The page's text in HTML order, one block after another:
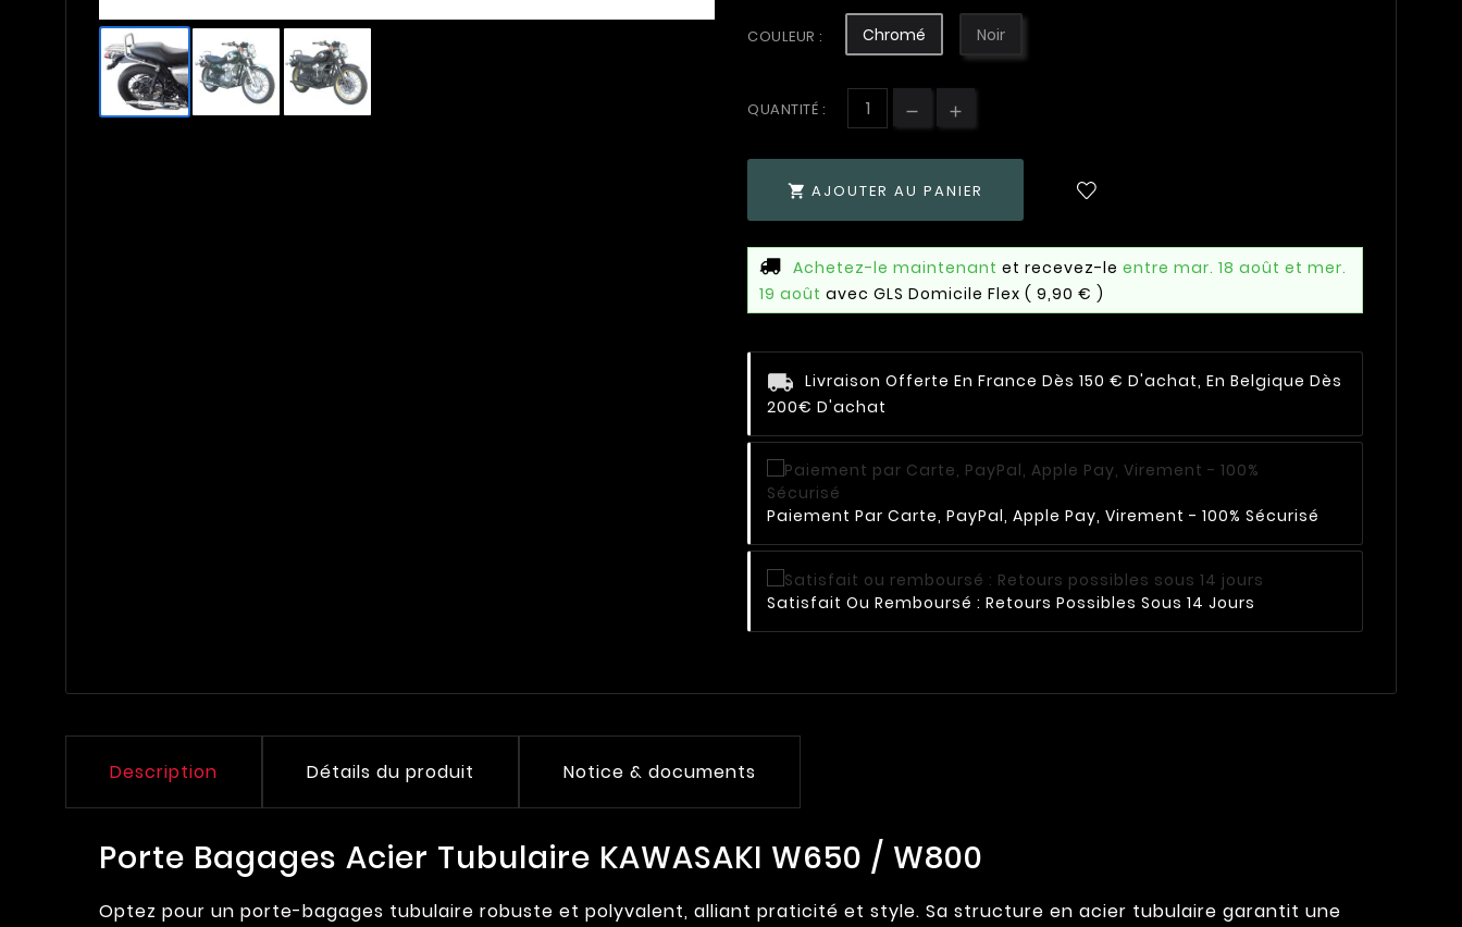
COULEUR : Chromé Noir
QUANTITÉ :
 AJOUTER AU PANIER
Achetez-le maintenant et recevez-le entre mar. 18 août et mer.
19 août avec GLS Domicile Flex ( 9,90 € )
Livraison Offerte En France Dès 150 € D'achat, En Belgique Dès
200€ D'achat
Paiement Par Carte, PayPal, Apple Pay, Virement - 100% Sécurisé
Satisfait Ou Remboursé : Retours Possibles Sous 14 Jours
Description Détails du produit Notice & documents
Porte Bagages Acier Tubulaire KAWASAKI W650 / W800
Optez pour un porte-bagages tubulaire robuste et polyvalent, alliant praticité et style. Sa structure en acier tubulaire garantit une